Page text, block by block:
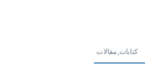
كتابات,مقالات